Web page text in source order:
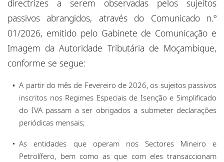
directrizes a serem observadas pelos sujeitos
passivos abrangidos, através do Comunicado n.º
01/2026, emitido pelo Gabinete de Comunicação e
Imagem da Autoridade Tributária de Moçambique,
conforme se segue:
A partir do mês de Fevereiro de 2026, os sujeitos passivos
inscritos nos Regimes Especiais de Isenção e Simplificado
do IVA passam a ser obrigados a submeter declarações
periódicas mensais;
As entidades que operam nos Sectores Mineiro e
Petrolífero, bem como as que com eles transaccionam